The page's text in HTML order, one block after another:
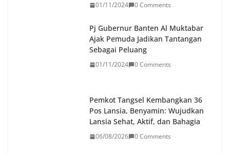
01/11/2024 0 Comments
Pj Gubernur Banten Al Muktabar
Ajak Pemuda Jadikan Tantangan
Sebagai Peluang
01/11/2024 0 Comments
Pemkot Tangsel Kembangkan 36
Pos Lansia, Benyamin: Wujudkan
Lansia Sehat, Aktif, dan Bahagia
06/08/2026 0 Comments